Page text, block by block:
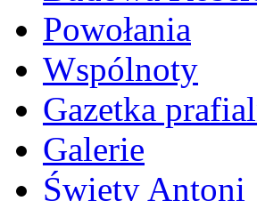
Powołania
Wspólnoty
Gazetka
Galerie
Święty Antoni